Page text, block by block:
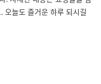
오늘도 즐거운 하루 되시길